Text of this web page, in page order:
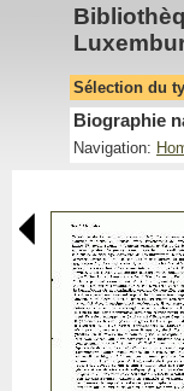
Sélection du
Biographie
Navigation: